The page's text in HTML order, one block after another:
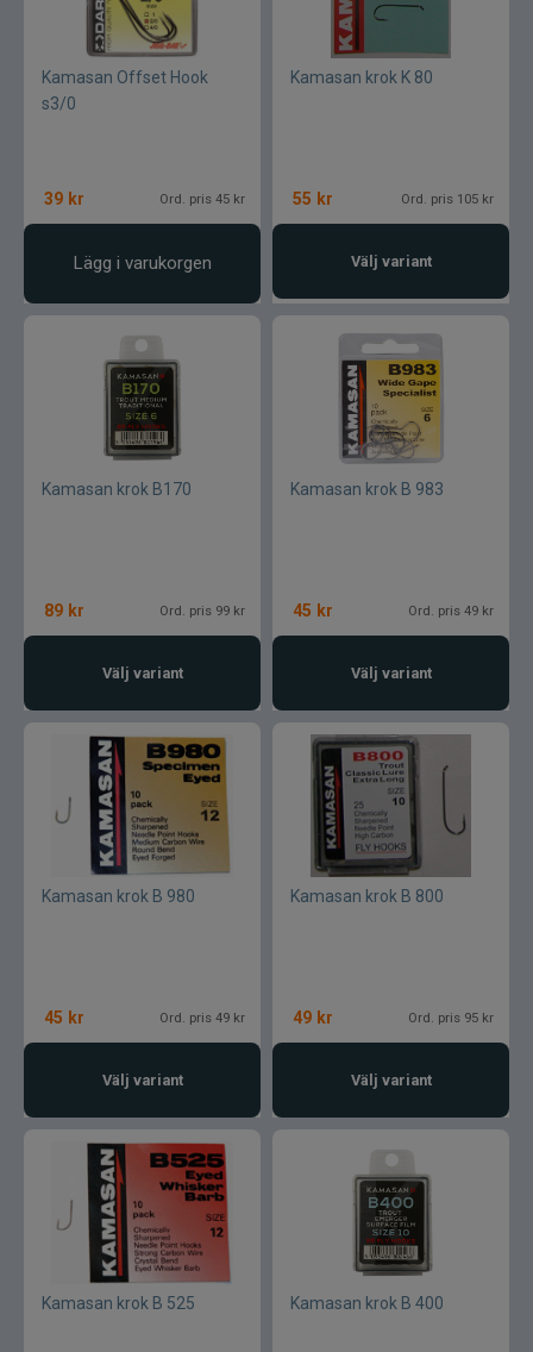
Kamasan Offset Hook
s3/0
39 kr Ord. pris 45 kr
Lägg i varukorgen
Kamasan krok K 80
55 kr Ord. pris 105 kr
Välj variant
Kamasan krok B170
89 kr Ord. pris 99 kr
Välj variant
Kamasan krok B 983
45 kr Ord. pris 49 kr
Välj variant
Kamasan krok B 980
45 kr Ord. pris 49 kr
Välj variant
Kamasan krok B 800
49 kr Ord. pris 95 kr
Välj variant
Kamasan krok B 525 Kamasan krok B 400